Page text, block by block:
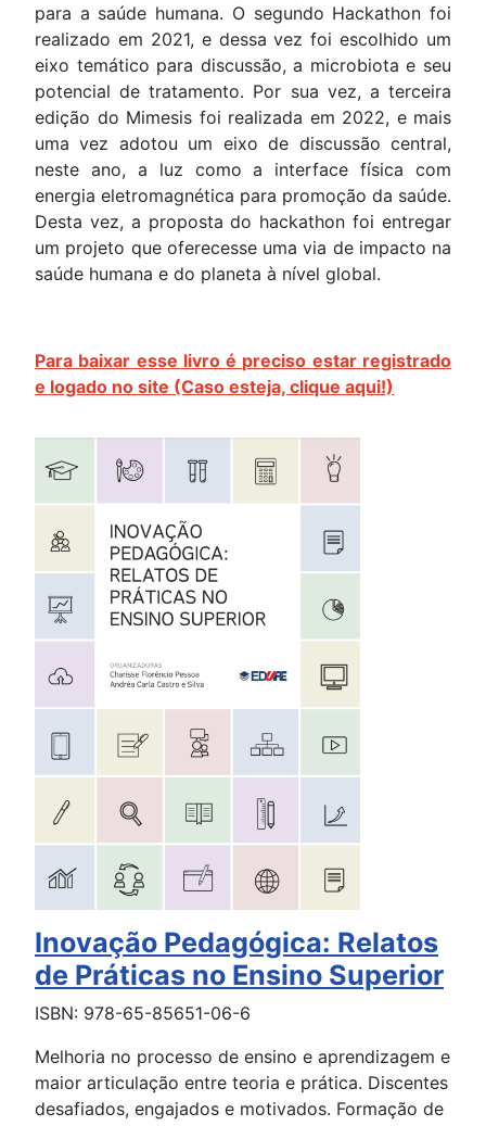
para a saúde humana. O segundo Hackathon foi
realizado em 2021, e dessa vez foi escolhido um
eixo temático para discussão, a microbiota e seu
potencial de tratamento. Por sua vez, a terceira
edição do Mimesis foi realizada em 2022, e mais
uma vez adotou um eixo de discussão central,
neste ano, a luz como a interface física com
energia eletromagnética para promoção da saúde.
Desta vez, a proposta do hackathon foi entregar
um projeto que oferecesse uma via de impacto na
saúde humana e do planeta à nível global.
Para baixar esse livro é preciso estar registrado
e logado no site (Caso esteja, clique aqui!)
Inovação Pedagógica: Relatos
de Práticas no Ensino Superior
ISBN: 978-65-85651-06-6
Melhoria no processo de ensino e aprendizagem e
maior articulação entre teoria e prática. Discentes
desafiados, engajados e motivados. Formação de